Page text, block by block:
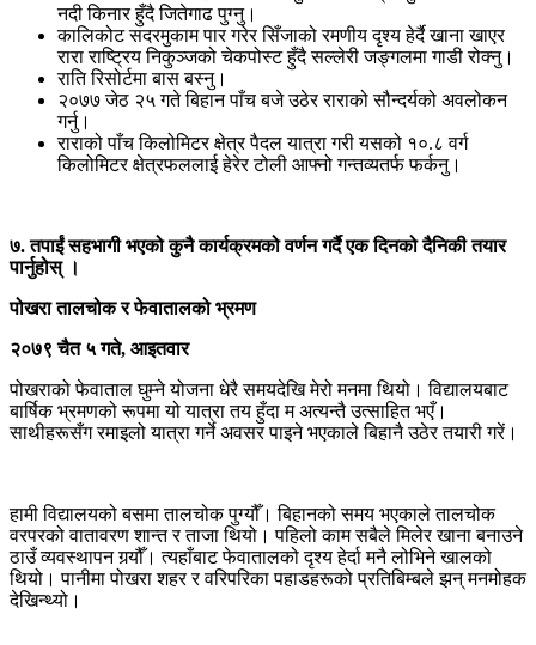
नदी किनार हुँदै जितेगाढ पुग्नु।
कालिकोट सदरमुकाम पार गरेर सिँजाको रमणीय दृश्य हेर्दै खाना खाएर
रारा राष्ट्रिय निकुञ्जको चेकपोस्ट हुँदै सल्लेरी जङ्गलमा गाडी रोक्नु।
राति रिसोर्टमा बास बस्नु।
२०७७ जेठ २५ गते बिहान पाँच बजे उठेर राराको सौन्दर्यको अवलोकन
गर्नु।
राराको पाँच किलोमिटर क्षेत्र पैदल यात्रा गरी यसको १०.८ वर्ग
किलोमिटर क्षेत्रफललाई हेरेर टोली आफ्नो गन्तव्यतर्फ फर्कनु।
७. तपाईं सहभागी भएको कुनै कार्यक्रमको वर्णन गर्दै एक दिनको दैनिकी तयार
पार्नुहोस् ।
पोखरा तालचोक र फेवातालको भ्रमण
२०७९ चैत ५ गते, आइतवार
पोखराको फेवाताल घुम्ने योजना धेरै समयदेखि मेरो मनमा थियो। विद्यालयबाट
बार्षिक भ्रमणको रूपमा यो यात्रा तय हुँदा म अत्यन्तै उत्साहित भएँ।
साथीहरूसँग रमाइलो यात्रा गर्ने अवसर पाइने भएकाले बिहानै उठेर तयारी गरें।
हामी विद्यालयको बसमा तालचोक पुग्यौँ। बिहानको समय भएकाले तालचोक
वरपरको वातावरण शान्त र ताजा थियो। पहिलो काम सबैले मिलेर खाना बनाउने
ठाउँ व्यवस्थापन गर्‍यौँ। त्यहाँबाट फेवातालको दृश्य हेर्दा मनै लोभिने खालको
थियो। पानीमा पोखरा शहर र वरिपरिका पहाडहरूको प्रतिबिम्बले झन् मनमोहक
देखिन्थ्यो।